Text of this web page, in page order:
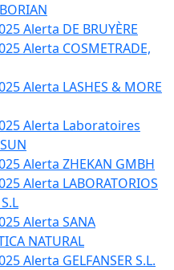
Alerta DE BRUYÈRE
Alerta COSMETRADE,
Alerta LASHES & MORE
Alerta Laboratoires
Alerta ZHEKAN GMBH
Alerta LABORATORIOS
Alerta SANA
NATURAL
Alerta GELFANSER S.L.